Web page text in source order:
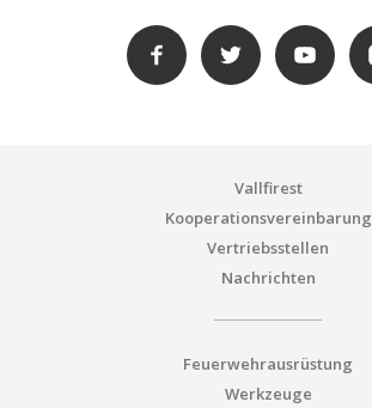
Vallfirest
Kooperationsvereinbarung
Vertriebsstellen
Nachrichten
Feuerwehrausrüstung
Werkzeuge